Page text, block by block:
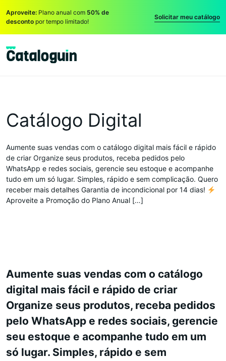
Aproveite: Plano anual com 50% de
desconto por tempo limitado!
Solicitar meu catálogo
Catálogo Digital
Aumente suas vendas com o catálogo digital mais fácil e rápido
de criar Organize seus produtos, receba pedidos pelo
WhatsApp e redes sociais, gerencie seu estoque e acompanhe
tudo em um só lugar. Simples, rápido e sem complicação. Quero
receber mais detalhes Garantia de incondicional por 14 dias!
Aproveite a Promoção do Plano Anual […]
Aumente suas vendas com o catálogo
digital mais fácil e rápido de criar
Organize seus produtos, receba pedidos
pelo WhatsApp e redes sociais, gerencie
seu estoque e acompanhe tudo em um
só lugar. Simples, rápido e sem